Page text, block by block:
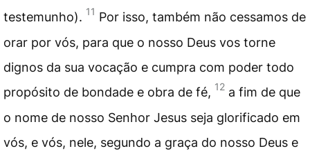
testemunho). 11 Por isso, também não cessamos de
orar por vós, para que o nosso Deus vos torne
dignos da sua vocação e cumpra com poder todo
propósito de bondade e obra de fé, 12 a fim de que
o nome de nosso Senhor Jesus seja glorificado em
vós, e vós, nele, segundo a graça do nosso Deus e